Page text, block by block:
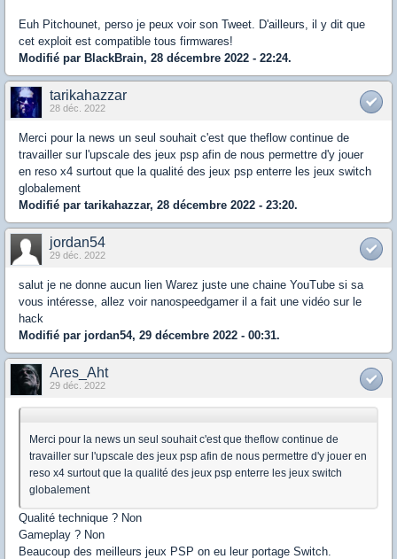
Euh Pitchounet, perso je peux voir son Tweet. D'ailleurs, il y dit que
cet exploit est compatible tous firmwares!
Modifié par BlackBrain, 28 décembre 2022 - 22:24.
tarikahazzar
28 déc. 2022
Merci pour la news un seul souhait c'est que theflow continue de
travailler sur l'upscale des jeux psp afin de nous permettre d'y jouer
en reso x4 surtout que la qualité des jeux psp enterre les jeux switch
globalement
Modifié par tarikahazzar, 28 décembre 2022 - 23:20.
jordan54
29 déc. 2022
salut je ne donne aucun lien Warez juste une chaine YouTube si sa
vous intéresse, allez voir nanospeedgamer il a fait une vidéo sur le
hack
Modifié par jordan54, 29 décembre 2022 - 00:31.
Ares_Aht
29 déc. 2022
Merci pour la news un seul souhait c'est que theflow continue de
travailler sur l'upscale des jeux psp afin de nous permettre d'y jouer en
reso x4 surtout que la qualité des jeux psp enterre les jeux switch
globalement
Qualité technique ? Non
Gameplay ? Non
Beaucoup des meilleurs jeux PSP on eu leur portage Switch.